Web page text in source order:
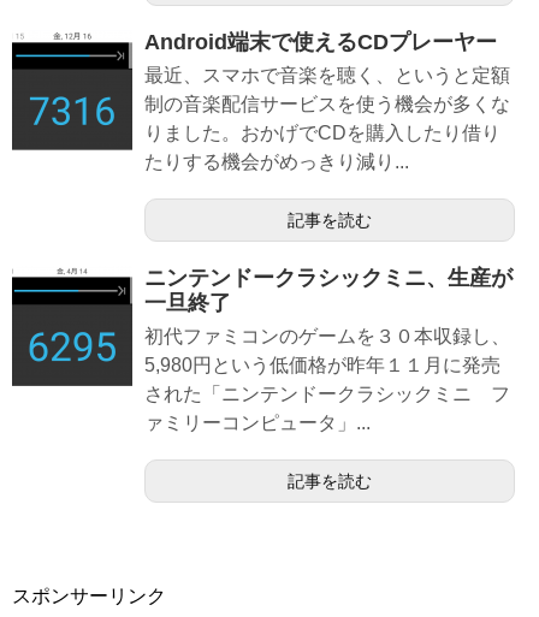
Android端末で使えるCDプレーヤー
最近、スマホで音楽を聴く、というと定額
制の音楽配信サービスを使う機会が多くな
りました。おかげでCDを購入したり借り
たりする機会がめっきり減り...
記事を読む
ニンテンドークラシックミニ、生産が
一旦終了
初代ファミコンのゲームを３０本収録し、
5,980円という低価格が昨年１１月に発売
された「ニンテンドークラシックミニ フ
ァミリーコンピュータ」...
記事を読む
スポンサーリンク